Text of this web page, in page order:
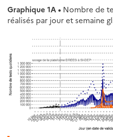
Graphique 1A • Nombre de
réalisés par jour et semaine